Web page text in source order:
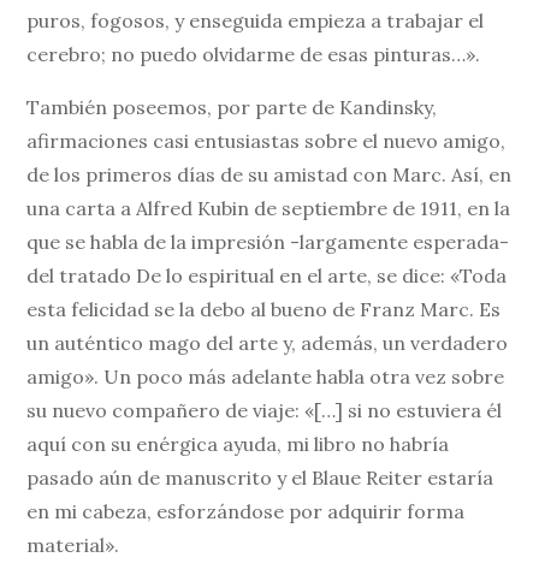
puros, fogosos, y enseguida empieza a trabajar el
cerebro; no puedo olvidarme de esas pinturas…».
También poseemos, por parte de Kandinsky,
afirmaciones casi entusiastas sobre el nuevo amigo,
de los primeros días de su amistad con Marc. Así, en
una carta a Alfred Kubin de septiembre de 1911, en la
que se habla de la impresión -largamente esperada-
del tratado De lo espiritual en el arte, se dice: «Toda
esta felicidad se la debo al bueno de Franz Marc. Es
un auténtico mago del arte y, además, un verdadero
amigo». Un poco más adelante habla otra vez sobre
su nuevo compañero de viaje: «[…] si no estuviera él
aquí con su enérgica ayuda, mi libro no habría
pasado aún de manuscrito y el Blaue Reiter estaría
en mi cabeza, esforzándose por adquirir forma
material».